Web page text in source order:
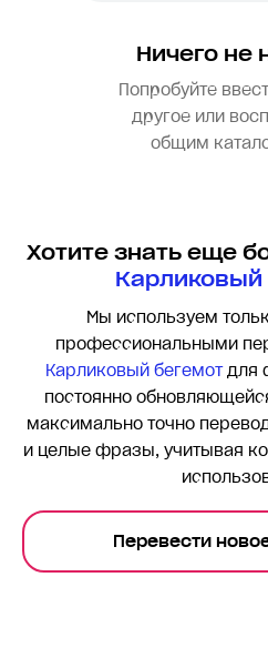
Ничего не
Попробуйте
другое или
общим
Хотите знать еще
Карликовый
Мы используем
профессиональными
Карликовый бегемотдля
постоянно
максимально точно
и целые фразы, учитывая
Перевести